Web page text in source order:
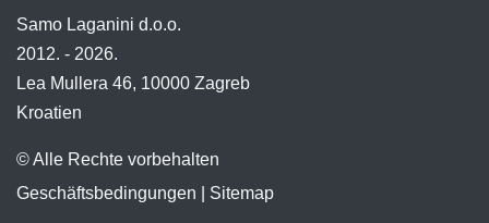
Samo Laganini d.o.o.
2012. - 2026.
Lea Mullera 46, 10000 Zagreb
Kroatien
© Alle Rechte vorbehalten
Geschäftsbedingungen
Sitemap